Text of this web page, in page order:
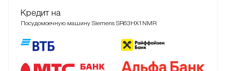
Кредит на
Посудомоечную машину Siemens SR63HX1NMR